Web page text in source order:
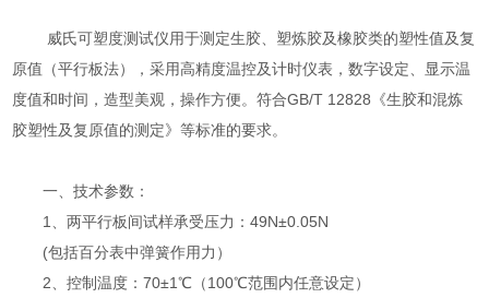
威氏可塑度测试仪用于测定生胶、塑炼胶及橡胶类的塑性值及复
原值（平行板法），采用高精度温控及计时仪表，数字设定、显示温
度值和时间，造型美观，操作方便。符合GB/T 12828《生胶和混炼
胶塑性及复原值的测定》等标准的要求。
一、技术参数：
1、两平行板间试样承受压力：49N±0.05N
(包括百分表中弹簧作用力）
2、控制温度：70±1℃（100℃范围内任意设定）